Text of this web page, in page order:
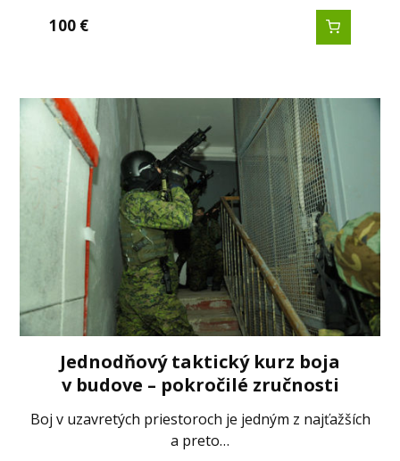
100€
Jednodňový taktický kurz boja
v budove – pokročilé zručnosti
Boj v uzavretých priestoroch je jedným z najťažších
a preto…